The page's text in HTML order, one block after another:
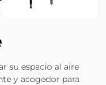
su espacio al aire
y acogedor para